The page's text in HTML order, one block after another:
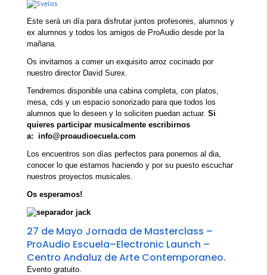
Este será un día para disfrutar juntos profesores, alumnos y
ex alumnos y todos los amigos de ProAudio desde por la
mañana.
Os invitamos a comer un exquisito arroz cocinado por
nuestro director David Surex.
Tendremos disponible una cabina completa, con platos,
mesa, cds y un espacio sonorizado para que todos los
alumnos que lo deseen y lo soliciten puedan actuar. Si
quieres participar musicalmente escribirnos
a: info@proaudioecuela.com
Los encuentros son días perfectos para ponernos al dia,
conocer lo que estamos haciendo y por su puesto escuchar
nuestros proyectos musicales.
Os esperamos!
27 de Mayo Jornada de Masterclass –
ProAudio Escuela–Electronic Launch –
Centro Andaluz de Arte Contemporaneo.
Evento gratuito.